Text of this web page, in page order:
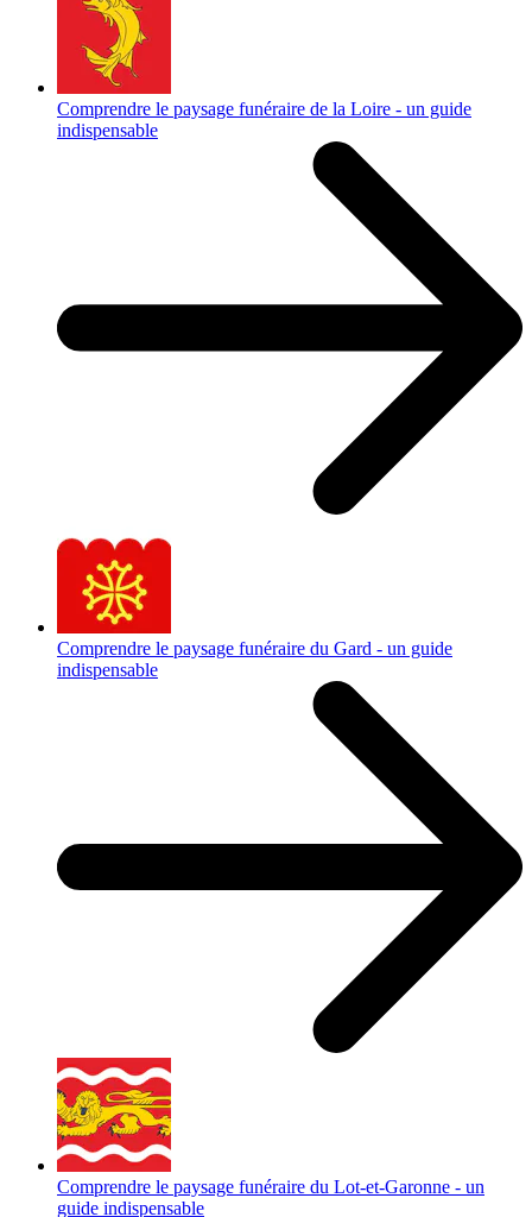
Comprendre le paysage funéraire de la Loire - un guide
indispensable
Comprendre le paysage funéraire du Gard - un guide
indispensable
Comprendre le paysage funéraire du Lot-et-Garonne - un
guide indispensable